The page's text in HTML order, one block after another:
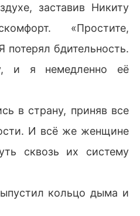
заставив Никиту
«Простите,
потерял бдительность.
и я немедленно её
в страну, приняв все
И всё же женщине
сквозь их систему
кольцо дыма и